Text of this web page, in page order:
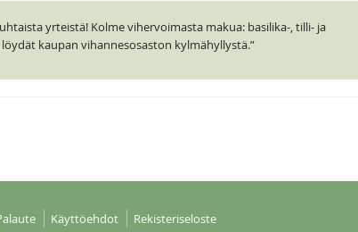
yrteistä! Kolme vihervoimasta makua: basilika-, tilli- ja
kaupan vihannesosaston kylmähyllystä.”
Käyttöehdot Rekisteriseloste